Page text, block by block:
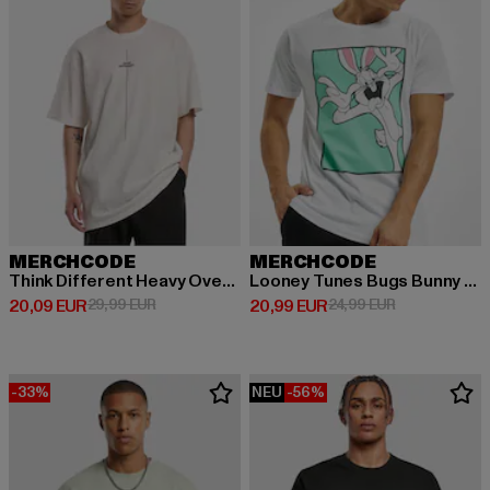
MERCHCODE
Think Different Heavy Oversized Tee
20,09 EUR
Derzeitiger Preis: 20,09 EUR
29,99 EURAktionspreis: 29,99 EUR
MERCHCODE
Looney Tunes Bugs Bunny Funny Face
20,99 EUR
Derzeitiger Preis: 20,99 EUR
24,99 EURAktionspreis:
-33% NEU -56%